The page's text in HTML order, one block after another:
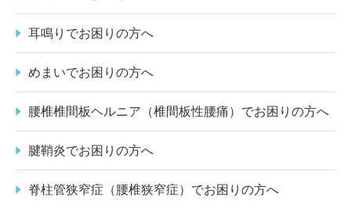
耳鳴りでお困りの方へ
めまいでお困りの方へ
腰椎椎間板ヘルニア（椎間板性腰痛）でお困りの方へ
腱鞘炎でお困りの方へ
脊柱管狭窄症（腰椎狭窄症）でお困りの方へ